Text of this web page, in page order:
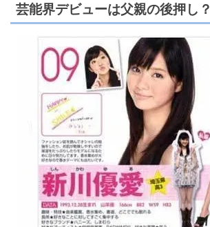
芸能界デビューは父親の後押し？